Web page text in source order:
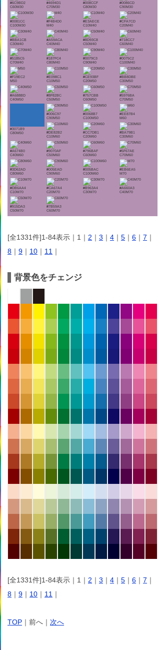
#6C9BD2
C60M30
#4694D1
C70M30
#008CCF
C80M30
#0086CD
C90M30
#0081CC
C100M30
#F4B4D0
M40
#E3AECE
C10M40
#CFA7CD
C20M40
#BBA1CB
C30M40
#A59ACA
C40M40
#8D93C8
C50M40
#718CC7
C60M40
#5185C5
C70M40
#187FC4
C80M40
#0079C3
C90M40
#0075C2
C100M40
#F19EC2
M50
#E098C1
C10M50
#CE93BF
C20M50
#BB8DBE
C30M50
#A688BD
C40M50
#8F82BC
C50M50
#757CBB
C60M50
#5976BA
C70M50
#3071B9
C80M50
#006C97
C90M50
#0068B7
C100M50
#EE87B4
M60
#DE82B2
C10M60
#CC7DB1
C20M60
#BA79B1
C30M60
#A674B0
C40M60
#9070AF
C50M60
#796BAF
C60M60
#5F67AE
C70M60
#3D62AD
C80M60
#005EAD
C90M60
#005BAC
C100M60
#EB6EA5
M70
#DB6AA4
C10M70
#CA67A4
C20M70
#B963A4
C30M70
#A660A3
C40M70
#915DA3
C50M70
#7B59A3
C60M70
[全1331件]1-84表示｜1｜ 2 ｜ 3 ｜ 4 ｜ 5 ｜ 6 ｜ 7 ｜
8 ｜ 9 ｜ 10 ｜ 11 ｜
背景色をチェンジ
[全1331件]1-84表示｜1｜ 2 ｜ 3 ｜ 4 ｜ 5 ｜ 6 ｜ 7 ｜
8 ｜ 9 ｜ 10 ｜ 11 ｜
TOP ｜前へ｜ 次へ